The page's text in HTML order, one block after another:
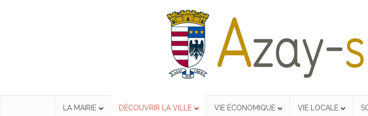
LA MAIRIE DÉCOUVRIR LA VILLE VIE ÉCONOMIQUE VIE LOCALE